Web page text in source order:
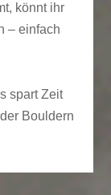
könnt ihr
– einfach
spart Zeit
Bouldern